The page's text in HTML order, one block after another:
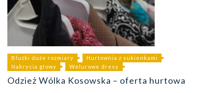
Bluzki duże rozmiary
Hurtownia z sukienkami
Nakrycia głowy
Welurowe dresy
Odzież Wólka Kosowska – oferta hurtowa